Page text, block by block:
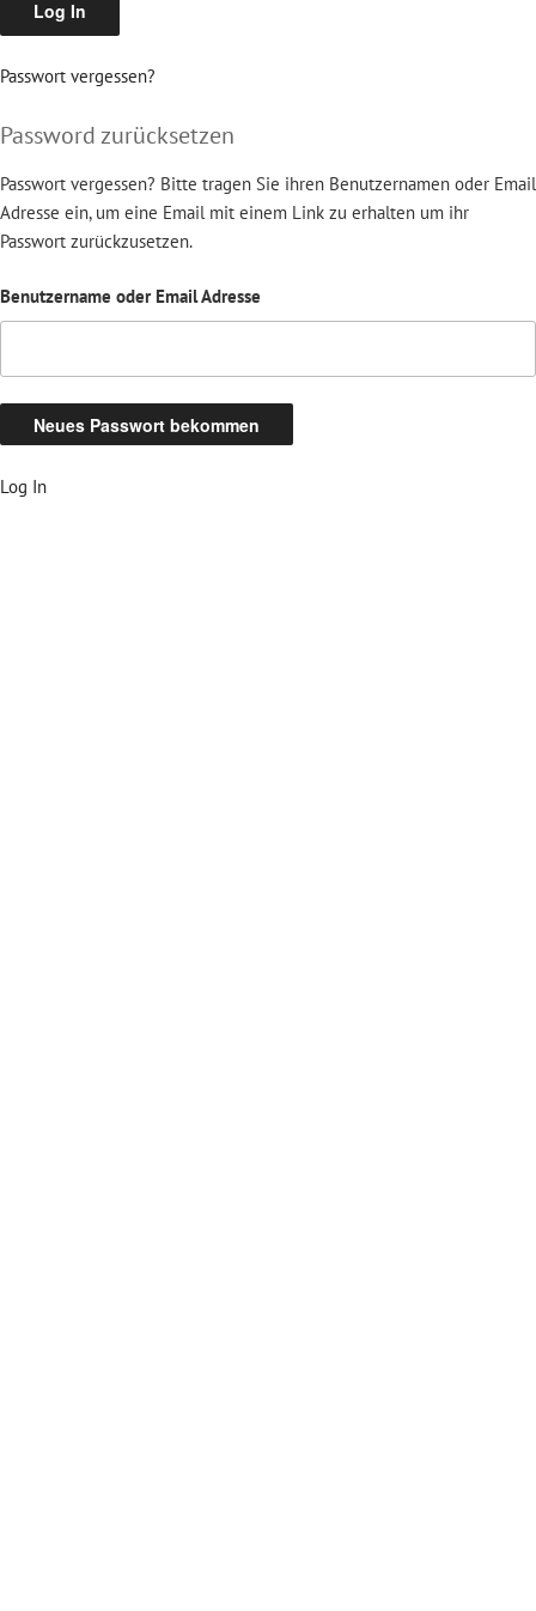
Passwort vergessen?
Password zurücksetzen
Passwort vergessen? Bitte tragen Sie ihren Benutzernamen oder Email
Adresse ein, um eine Email mit einem Link zu erhalten um ihr
Passwort zurückzusetzen.
Benutzername oder Email Adresse
Log In